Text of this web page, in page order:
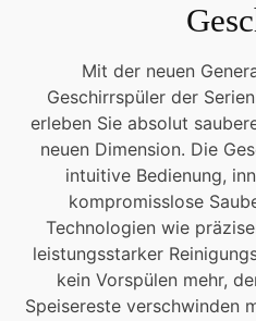
Mit der neuen
Geschirrspüler der
erleben Sie absolut
neuen Dimension. Die
intuitive Bedienung,
kompromisslose
Technologien wie
leistungsstarker
kein Vorspülen mehr,
Speisereste verschwinden